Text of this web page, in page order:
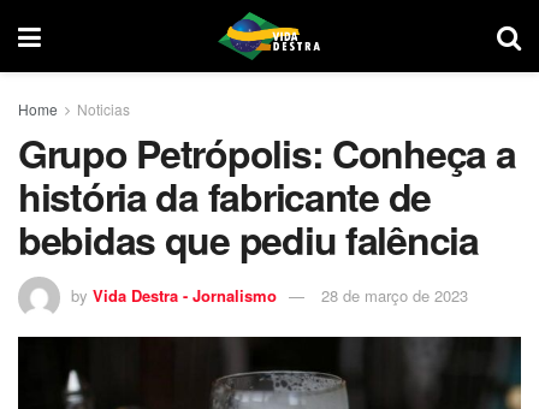
Home Noticias
Grupo Petrópolis: Conheça a
história da fabricante de
bebidas que pediu falência
by Vida Destra - Jornalismo 28 de março de 2023